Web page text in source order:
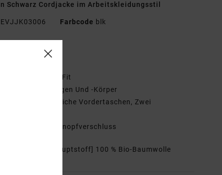
Schwarz Cordjacke im Arbeitskleidungsstil
EVJJK03006 Farbcode blk
Regular Fit
Sherpa-Kragen Und -Körper
Zwei Seitliche Vordertaschen, Zwei
Druckknopfverschluss
[Hauptstoff] 100 % Bio-Baumwolle